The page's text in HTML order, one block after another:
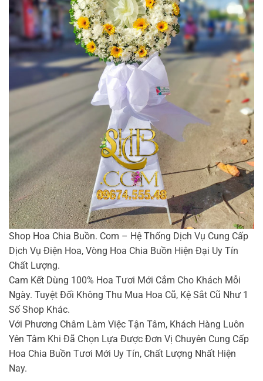
Shop Hoa Chia Buồn. Com – Hệ Thống Dịch Vụ Cung Cấp
Dịch Vụ Điện Hoa, Vòng Hoa Chia Buồn Hiện Đại Uy Tín
Chất Lượng.
Cam Kết Dùng 100% Hoa Tươi Mới Cắm Cho Khách Mỗi
Ngày. Tuyệt Đối Không Thu Mua Hoa Cũ, Kệ Sắt Cũ Như 1
Số Shop Khác.
Với Phương Châm Làm Việc Tận Tâm, Khách Hàng Luôn
Yên Tâm Khi Đã Chọn Lựa Được Đơn Vị Chuyên Cung Cấp
Hoa Chia Buồn Tươi Mới Uy Tín, Chất Lượng Nhất Hiện
Nay.